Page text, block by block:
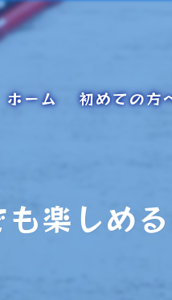
ホーム 初めての方
楽しめ